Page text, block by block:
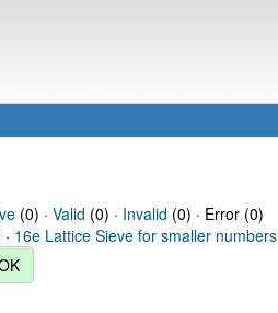
(0) · Valid (0) · Invalid (0) · Error (0)
16e Lattice Sieve for smaller numbers